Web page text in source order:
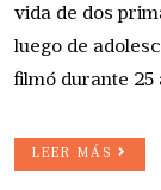
vida de dos
luego de
filmó durante 25
LEER MÁS